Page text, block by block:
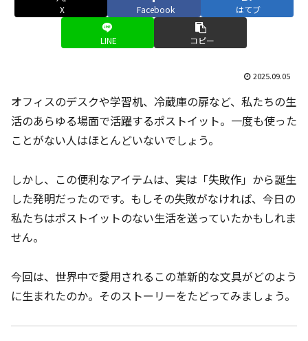
X Facebook はてブ
LINE コピー
2025.09.05
オフィスのデスクや学習机、冷蔵庫の扉など、私たちの生
活のあらゆる場面で活躍するポストイット。一度も使った
ことがない人はほとんどいないでしょう。
しかし、この便利なアイテムは、実は「失敗作」から誕生
した発明だったのです。もしその失敗がなければ、今日の
私たちはポストイットのない生活を送っていたかもしれま
せん。
今回は、世界中で愛用されるこの革新的な文具がどのよう
に生まれたのか。そのストーリーをたどってみましょう。